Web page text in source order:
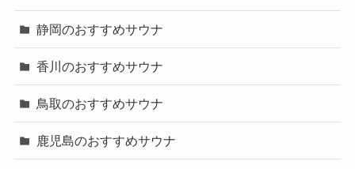
静岡のおすすめサウナ
香川のおすすめサウナ
鳥取のおすすめサウナ
鹿児島のおすすめサウナ